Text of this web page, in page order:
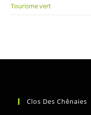
Tourisme vert
Clos Des Chênaies